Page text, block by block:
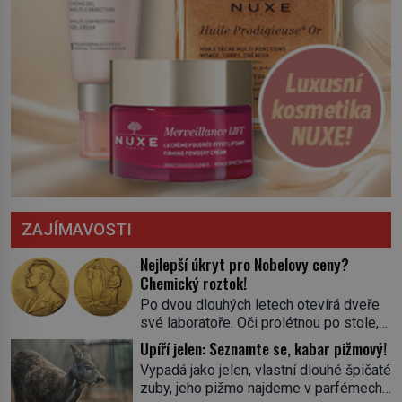
ZAJÍMAVOSTI
Nejlepší úkryt pro Nobelovy ceny?
Chemický roztok!
Po dvou dlouhých letech otevírá dveře
své laboratoře. Oči prolétnou po stole,
aby pak ulpěly na regálu, kde se nachází
všemožné látky. Hledá žluto-oranžovou
tekutinu, jakmile ji zahlédne, nesmírně
se mu uleví. Teď může svůj plán
Upíří jelen: Seznamte se, kabar pižmový!
Vypadá jako jelen, vlastní dlouhé špičaté
zuby, jeho pižmo najdeme v parfémech